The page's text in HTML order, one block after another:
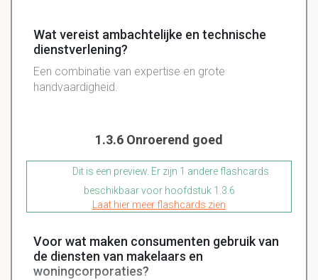
Wat vereist ambachtelijke en technische
dienstverlening?
Een combinatie van expertise en grote
handvaardigheid.
1.3.6 Onroerend goed
Dit is een preview. Er zijn 1 andere flashcards
beschikbaar voor hoofdstuk 1.3.6
Laat hier meer flashcards zien
Voor wat maken consumenten gebruik van
de diensten van makelaars en
woningcorporaties?